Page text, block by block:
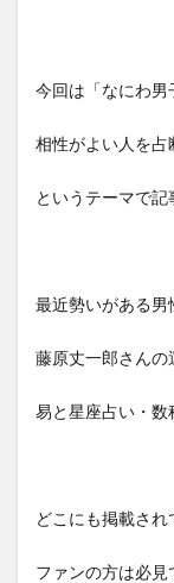
今回は「なにわ男
相性がよい人を占
というテーマで記
最近勢いがある
藤原丈一郎さんの
易と星座占い・数
どこにも掲載さ
ファンの方は必見